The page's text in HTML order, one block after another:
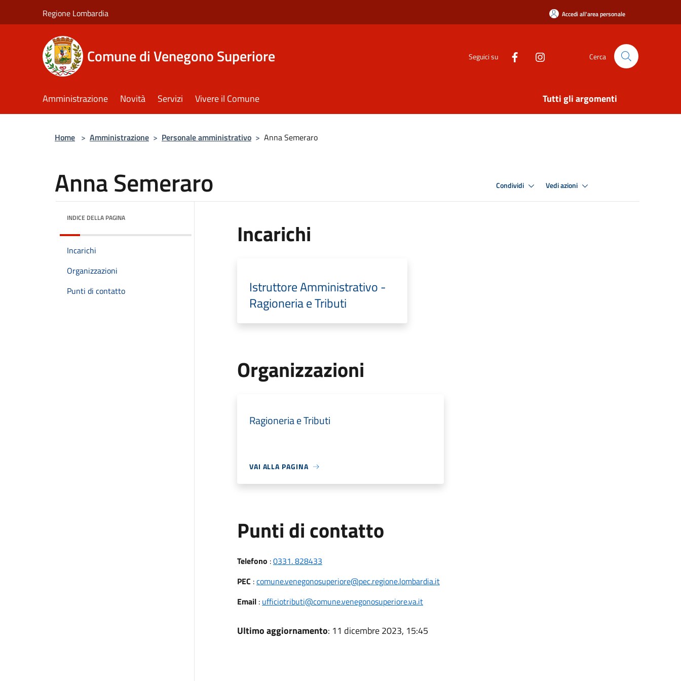
Regione Lombardia Accedi all'area personale
Comune di Venegono Superiore Seguici su Cerca
Amministrazione Novità Servizi Vivere il Comune Tutti gli argomenti
Home > Amministrazione > Personale amministrativo > Anna Semeraro
Anna Semeraro Condividi Vedi azioni
INDICE DELLA PAGINA
Incarichi
Organizzazioni
Punti di contatto
Incarichi
Istruttore Amministrativo -
Ragioneria e Tributi
Organizzazioni
Ragioneria e Tributi
VAI ALLA PAGINA
Punti di contatto
Telefono :0331. 828433
PEC :comune.venegonosuperiore@pec.regione.lombardia.it
Email: ufficiotributi@comune.venegonosuperiore.va.it
Ultimo aggiornamento: 11 dicembre 2023, 15:45